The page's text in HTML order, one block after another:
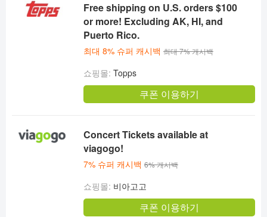
Free shipping on U.S. orders $100
or more! Excluding AK, HI, and
Puerto Rico.
최대 8% 슈퍼 캐시백 최대 7% 캐시백
쇼핑몰: Topps
쿠폰 이용하기
Concert Tickets available at
viagogo!
7% 슈퍼 캐시백 6% 캐시백
쇼핑몰: 비아고고
쿠폰 이용하기